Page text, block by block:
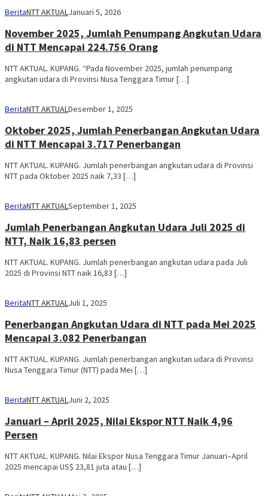
BeritaNTT AKTUALJanuari 5, 2026
November 2025, Jumlah Penumpang Angkutan Udara
di NTT Mencapai 224.756 Orang
NTT AKTUAL. KUPANG. “Pada November 2025, jumlah penumpang
angkutan udara di Provinsi Nusa Tenggara Timur […]
BeritaNTT AKTUALDesember 1, 2025
Oktober 2025, Jumlah Penerbangan Angkutan Udara
di NTT Mencapai 3.717 Penerbangan
NTT AKTUAL. KUPANG. Jumlah penerbangan angkutan udara di Provinsi
NTT pada Oktober 2025 naik 7,33 […]
BeritaNTT AKTUALSeptember 1, 2025
Jumlah Penerbangan Angkutan Udara Juli 2025 di
NTT, Naik 16,83 persen
NTT AKTUAL. KUPANG. Jumlah penerbangan angkutan udara pada Juli
2025 di Provinsi NTT naik 16,83 […]
BeritaNTT AKTUALJuli 1, 2025
Penerbangan Angkutan Udara di NTT pada Mei 2025
Mencapai 3.082 Penerbangan
NTT AKTUAL. KUPANG. Jumlah penerbangan angkutan udara di Provinsi
Nusa Tenggara Timur (NTT) pada Mei […]
BeritaNTT AKTUALJuni 2, 2025
Januari – April 2025, Nilai Ekspor NTT Naik 4,96
Persen
NTT AKTUAL. KUPANG. Nilai Ekspor Nusa Tenggara Timur Januari–April
2025 mencapai US$ 23,81 juta atau […]